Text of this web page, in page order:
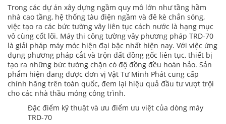
Trong các dự án xây dựng ngầm quy mô lớn như tầng hầm
nhà cao tầng, hệ thống tàu điện ngầm và đê kè chắn sóng,
việc tạo ra các bức tường vây liên tục cách nước là hạng mục
vô cùng cốt lõi. Máy thi công tường vây phương pháp TRD-70
là giải pháp máy móc hiện đại bậc nhất hiện nay. Với việc ứng
dụng phương pháp cắt và trộn đất đồng gốc liên tục, thiết bị
tạo ra những bức tường chặn có độ đồng đều hoàn hảo. Sản
phẩm hiện đang được đơn vị Vật Tư Minh Phát cung cấp
chính hãng trên toàn quốc, đem lại hiệu quả đầu tư vượt trội
cho các nhà thầu móng công trình.
Đặc điểm kỹ thuật và ưu điểm ưu việt của dòng máy
TRD-70